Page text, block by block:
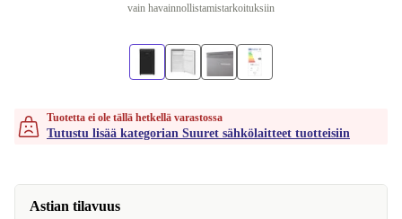
vain havainnollistamistarkoituksiin
Tuotetta ei ole tällä hetkellä varastossa
Tutustu lisää kategorian Suuret sähkölaitteet tuotteisiin
Astian tilavuus